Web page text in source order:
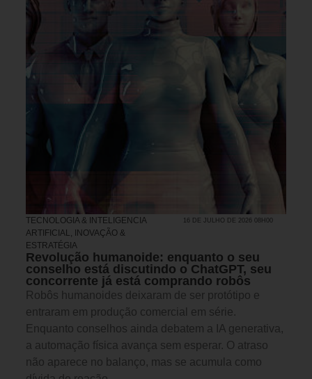
TECNOLOGIA & INTELIGENCIA
ARTIFICIAL,
INOVAÇÃO &
ESTRATÉGIA
16 DE JULHO DE 2026 08H00
Revolução humanoide: enquanto o seu
conselho está discutindo o ChatGPT, seu
concorrente já está comprando robôs
Robôs humanoides deixaram de ser protótipo e
entraram em produção comercial em série.
Enquanto conselhos ainda debatem a IA generativa,
a automação física avança sem esperar. O atraso
não aparece no balanço, mas se acumula como